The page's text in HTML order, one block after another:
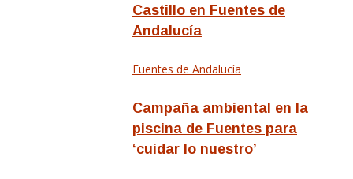
Castillo en Fuentes de
Andalucía
Fuentes de Andalucía
Campaña ambiental en la
piscina de Fuentes para
‘cuidar lo nuestro’